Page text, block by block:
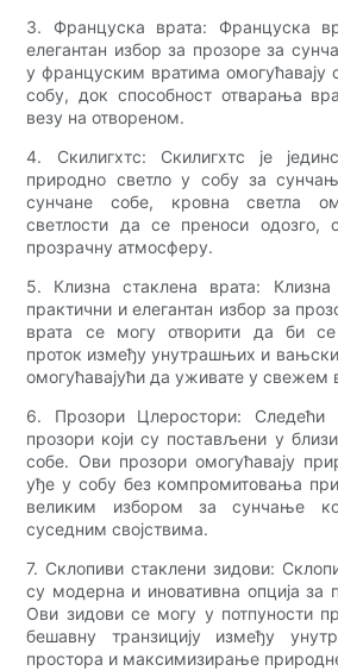
3. Француска врата: Француска
елегантан избор за прозоре за
у француским вратима омогућавају
собу, док способност отварања
везу на отвореном.
4. Скилигхтс: Скилигхтс је
природно светло у собу за
сунчане собе, кровна светла
светлости да се преноси одозго,
прозрачну атмосферу.
5. Клизна стаклена врата:
практични и елегантан избор за
врата се могу отворити да би
проток између унутрашњих и
омогућавајући да уживате у свежем
6. Прозори Цлеростори: Следећи
прозори који су постављени у
собе. Ови прозори омогућавају
уђе у собу без компромитовања
великим избором за сунчање
суседним својствима.
7. Склопиви стаклени зидови:
су модерна и иновативна опција за
Ови зидови се могу у потпуности
бешавну транзицију између
простора и максимизирање